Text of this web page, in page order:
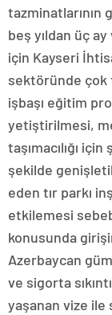
tazminatlarının
beş yıldan üç
için Kayseri
sektöründe çok
işbaşı eğitim
yetiştirilmesi,
taşımacılığı
şekilde
eden tır parkı
etkilemesi
konusunda
Azerbaycan
ve sigorta
yaşanan vize ile